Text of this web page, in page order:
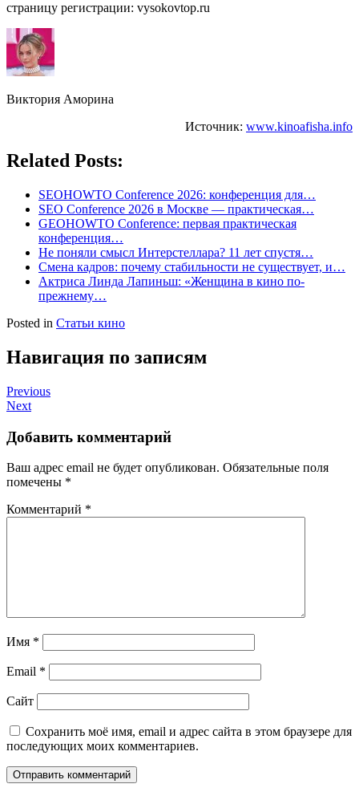
страницу регистрации: vysokovtop.ru
Виктория Аморина
Источник: www.kinoafisha.info
Related Posts:
SEOHOWTO Conference 2026: конференция для…
SEO Conference 2026 в Москве — практическая…
GEOHOWTO Conference: первая практическая
конференция…
Не поняли смысл Интерстеллара? 11 лет спустя…
Смена кадров: почему стабильности не существует, и…
Актриса Линда Лапиньш: «Женщина в кино по-
прежнему…
Posted in Статьи кино
Навигация по записям
Previous
Next
Добавить комментарий
Ваш адрес email не будет опубликован. Обязательные поля
помечены *
Комментарий *
Имя *
Email *
Сайт
Сохранить моё имя, email и адрес сайта в этом браузере для
последующих моих комментариев.